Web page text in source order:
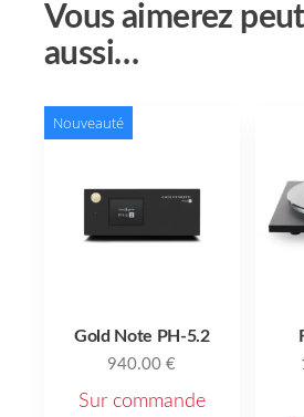
Vous aimerez
aussi…
Nouveauté
Gold Note PH-5.2
940.00€
Sur commande